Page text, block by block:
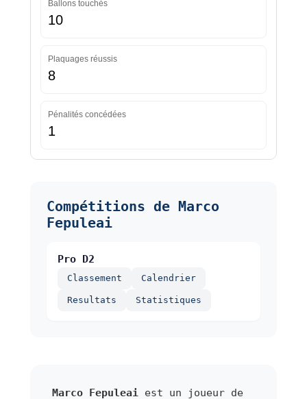
Ballons touchés
10
Plaquages réussis
8
Pénalités concédées
1
Compétitions de Marco
Fepuleai
Pro D2
Classement Calendrier
Resultats Statistiques
Marco Fepuleaiest un joueur de